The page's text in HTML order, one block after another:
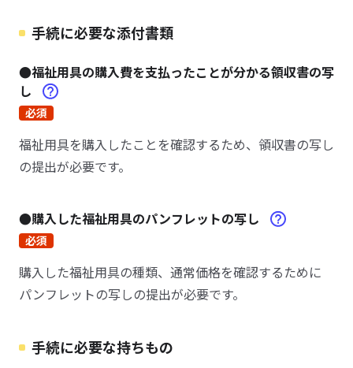
手続に必要な添付書類
●福祉用具の購入費を支払ったことが分かる領収書の写
し
必須
福祉用具を購入したことを確認するため、領収書の写し
の提出が必要です。
●購入した福祉用具のパンフレットの写し
必須
購入した福祉用具の種類、通常価格を確認するために
パンフレットの写しの提出が必要です。
手続に必要な持ちもの